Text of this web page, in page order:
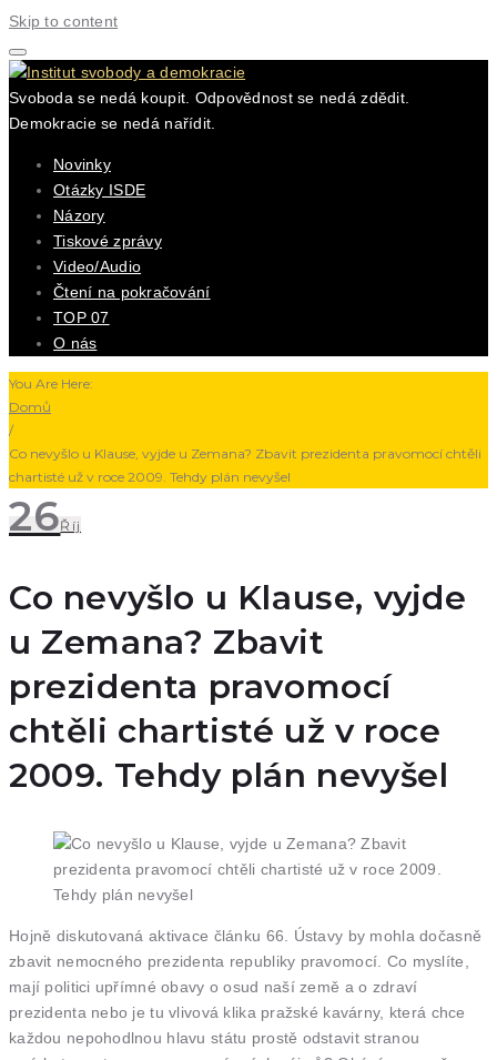
Skip to content
Svoboda se nedá koupit. Odpovědnost se nedá zdědit.
Demokracie se nedá nařídit.
Novinky
Otázky ISDE
Názory
Tiskové zprávy
Video/Audio
Čtení na pokračování
TOP 07
O nás
You Are Here:
Domů
/
Co nevyšlo u Klause, vyjde u Zemana? Zbavit prezidenta pravomocí chtěli
chartisté už v roce 2009. Tehdy plán nevyšel
26Říj
Co nevyšlo u Klause, vyjde
u Zemana? Zbavit
prezidenta pravomocí
chtěli chartisté už v roce
2009. Tehdy plán nevyšel
Hojně diskutovaná aktivace článku 66. Ústavy by mohla dočasně
zbavit nemocného prezidenta republiky pravomocí. Co myslíte,
mají politici upřímné obavy o osud naší země a o zdraví
prezidenta nebo je tu vlivová klika pražské kavárny, která chce
každou nepohodlnou hlavu státu prostě odstavit stranou